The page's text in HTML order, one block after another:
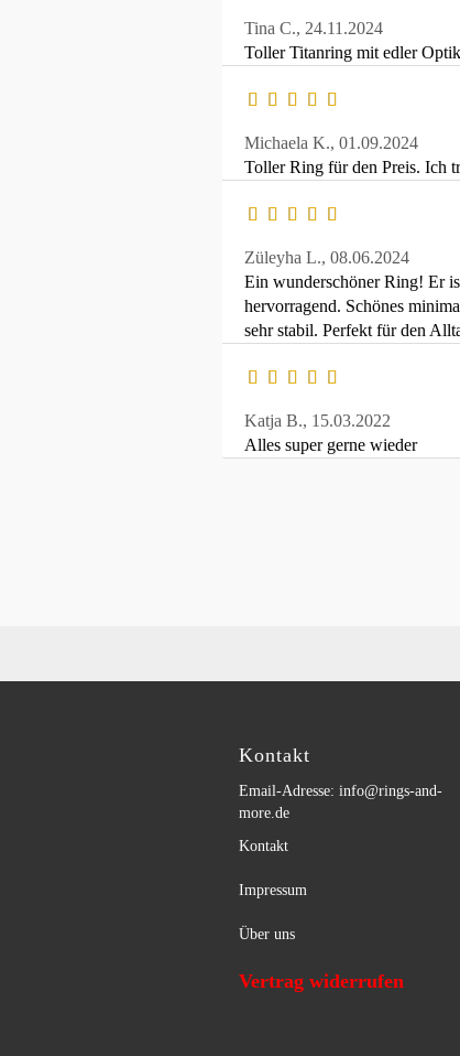
Tina C., 24.11.2024
Toller Titanring mit edler
Michaela K., 01.09.2024
Toller Ring für den Preis. Ich
Züleyha L., 08.06.2024
Ein wunderschöner Ring! Er
hervorragend. Schönes
sehr stabil. Perfekt für den
Katja B., 15.03.2022
Alles super gerne wieder
Kontakt
Email-Adresse: info@rings-and-
more.de
Kontakt
Impressum
Über uns
Vertrag widerrufen